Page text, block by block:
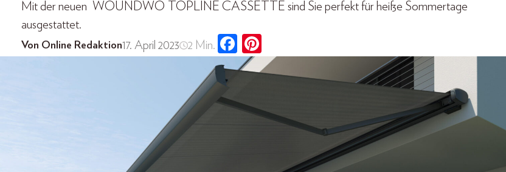
Mit der neuen WOUNDWO TOPLINE CASSETTE sind Sie perfekt für heiße Sommertage
ausgestattet.
Von Online Redaktion17. April 2023 2 Min.